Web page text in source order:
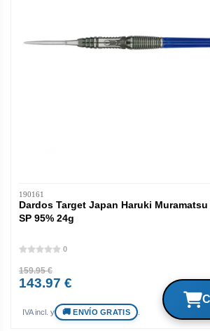
190161
Dardos Target Japan Haruki
SP 95% 24g
0
159.95 €
143.97 €
IVA incl. y ENVÍO GRATIS .